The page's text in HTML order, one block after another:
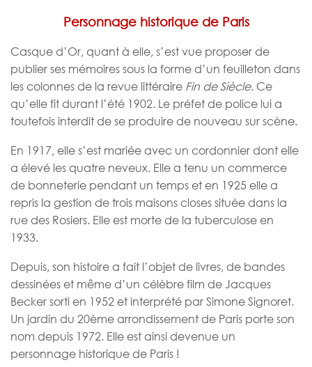
Personnage historique de Paris
Casque d’Or, quant à elle, s’est vue proposer de
publier ses mémoires sous la forme d’un feuilleton dans
les colonnes de la revue littéraire Fin de Siècle. Ce
qu’elle fit durant l’été 1902. Le préfet de police lui a
toutefois interdit de se produire de nouveau sur scène.
En 1917, elle s’est mariée avec un cordonnier dont elle
a élevé les quatre neveux. Elle a tenu un commerce
de bonneterie pendant un temps et en 1925 elle a
repris la gestion de trois maisons closes située dans la
rue des Rosiers. Elle est morte de la tuberculose en
1933.
Depuis, son histoire a fait l’objet de livres, de bandes
dessinées et même d’un célèbre film de Jacques
Becker sorti en 1952 et interprété par Simone Signoret.
Un jardin du 20ème arrondissement de Paris porte son
nom depuis 1972. Elle est ainsi devenue un
personnage historique de Paris !